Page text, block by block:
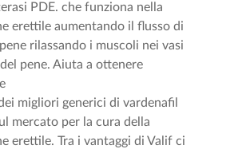
PDE. che funziona nella
erettile aumentando il flusso di
rilassando i muscoli nei vasi
pene. Aiuta a ottenere
migliori generici di vardenafil
mercato per la cura della
erettile. Tra i vantaggi di Valif ci